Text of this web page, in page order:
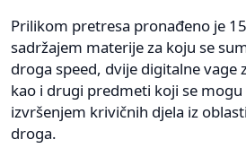
Prilikom pretresa pronađeno je
sadržajem materije za koju se
droga speed, dvije digitalne vage
kao i drugi predmeti koji se mogu
izvršenjem krivičnih djela iz
droga.